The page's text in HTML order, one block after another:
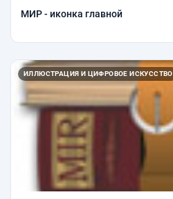
МИР - иконка главной
ИЛЛЮСТРАЦИЯ И ЦИФРОВОЕ ИСКУССТВО